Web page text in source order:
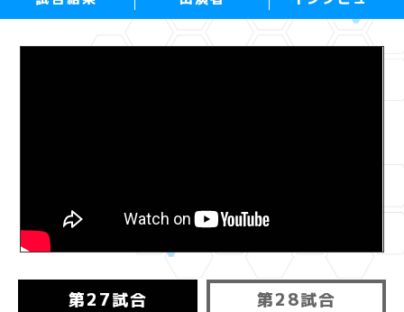
第27試合 第28試合